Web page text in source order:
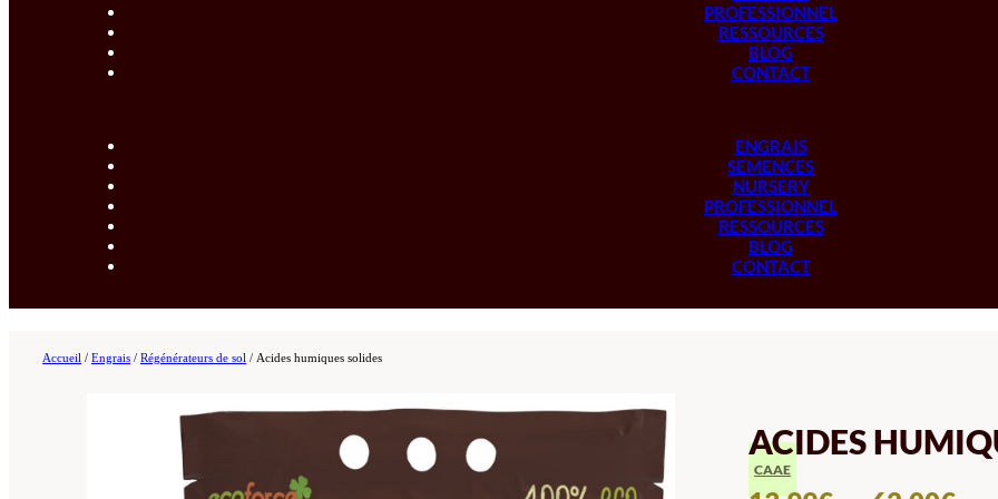
PROFESSIONNEL
RESSOURCES
BLOG
CONTACT
ENGRAIS
SEMENCES
NURSERY
PROFESSIONNEL
RESSOURCES
BLOG
CONTACT
Accueil / Engrais / Régénérateurs de sol / Acides humiques solides
ACIDES
CAAE